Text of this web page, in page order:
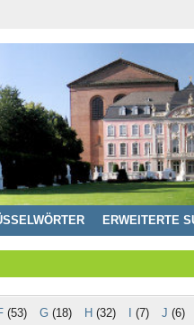
ERWEITERTE
(53) G(18) H (32) (7) J (6)